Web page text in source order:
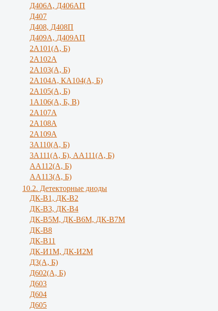
Д406А, Д406АП
Д407
Д408, Д408П
Д409А, Д409АП
2А101(А, Б)
2А102А
2А103(А, Б)
2А104А, КА104(А, Б)
2А105(А, Б)
1А106(А, Б, В)
2А107А
2А108А
2А109А
3А110(А, Б)
3А111(А, Б), АА111(А, Б)
АА112(А, Б)
АА113(А, Б)
10.2. Детекторные диоды
ДК-В1, ДК-В2
ДК-В3, ДК-В4
ДК-В5М, ДК-В6М, ДК-В7М
ДК-В8
ДК-В11
ДК-И1М, ДК-И2М
Д3(А, Б)
Д602(А, Б)
Д603
Д604
Д605